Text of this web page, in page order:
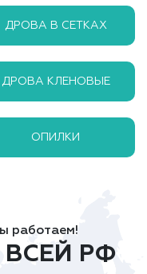
ДРОВА В СЕТКАХ
ДРОВА КЛЕНОВЫЕ
ОПИЛКИ
работаем!
ВСЕЙ РФ